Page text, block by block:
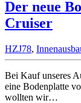
Der neue
Cruiser
HZJ78,
Bei Kauf unseres
eine Bodenplatte
wollten wir…